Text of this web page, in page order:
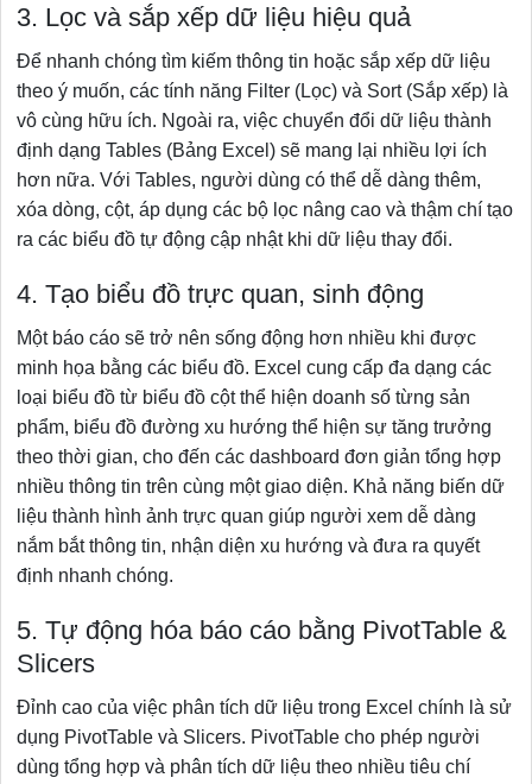
3. Lọc và sắp xếp dữ liệu hiệu quả
Để nhanh chóng tìm kiếm thông tin hoặc sắp xếp dữ liệu
theo ý muốn, các tính năng Filter (Lọc) và Sort (Sắp xếp) là
vô cùng hữu ích. Ngoài ra, việc chuyển đổi dữ liệu thành
định dạng Tables (Bảng Excel) sẽ mang lại nhiều lợi ích
hơn nữa. Với Tables, người dùng có thể dễ dàng thêm,
xóa dòng, cột, áp dụng các bộ lọc nâng cao và thậm chí tạo
ra các biểu đồ tự động cập nhật khi dữ liệu thay đổi.
4. Tạo biểu đồ trực quan, sinh động
Một báo cáo sẽ trở nên sống động hơn nhiều khi được
minh họa bằng các biểu đồ. Excel cung cấp đa dạng các
loại biểu đồ từ biểu đồ cột thể hiện doanh số từng sản
phẩm, biểu đồ đường xu hướng thể hiện sự tăng trưởng
theo thời gian, cho đến các dashboard đơn giản tổng hợp
nhiều thông tin trên cùng một giao diện. Khả năng biến dữ
liệu thành hình ảnh trực quan giúp người xem dễ dàng
nắm bắt thông tin, nhận diện xu hướng và đưa ra quyết
định nhanh chóng.
5. Tự động hóa báo cáo bằng PivotTable &
Slicers
Đỉnh cao của việc phân tích dữ liệu trong Excel chính là sử
dụng PivotTable và Slicers. PivotTable cho phép người
dùng tổng hợp và phân tích dữ liệu theo nhiều tiêu chí